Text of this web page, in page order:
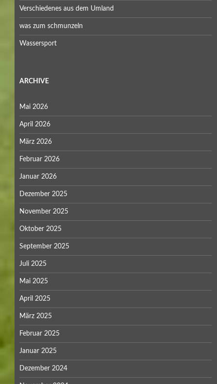
Verschiedenes aus dem Umland
was zum schmunzeln
Wassersport
ARCHIVE
Mai 2026
April 2026
März 2026
Februar 2026
Januar 2026
Dezember 2025
November 2025
Oktober 2025
September 2025
Juli 2025
Mai 2025
April 2025
März 2025
Februar 2025
Januar 2025
Dezember 2024